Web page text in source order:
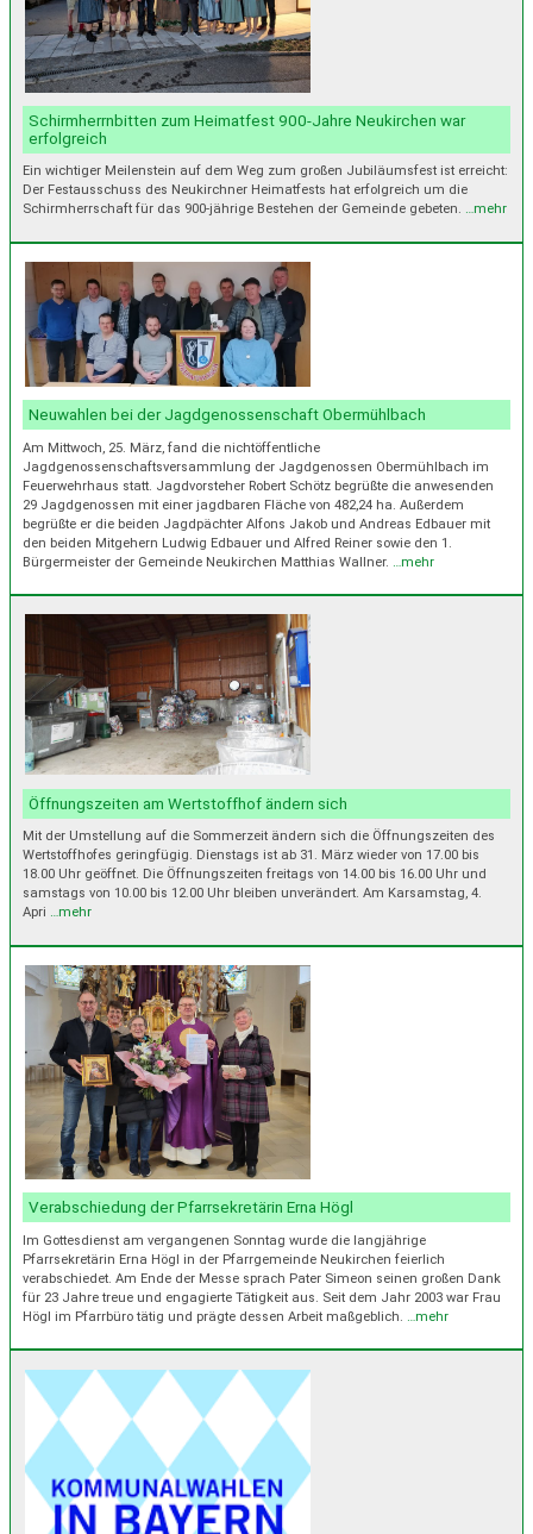
Schirmherrnbitten zum Heimatfest 900-Jahre Neukirchen war
erfolgreich
Ein wichtiger Meilenstein auf dem Weg zum großen Jubiläumsfest ist erreicht:
Der Festausschuss des Neukirchner Heimatfests hat erfolgreich um die
Schirmherrschaft für das 900-jährige Bestehen der Gemeinde gebeten. …mehr
Neuwahlen bei der Jagdgenossenschaft Obermühlbach
Am Mittwoch, 25. März, fand die nichtöffentliche
Jagdgenossenschaftsversammlung der Jagdgenossen Obermühlbach im
Feuerwehrhaus statt. Jagdvorsteher Robert Schötz begrüßte die anwesenden
29 Jagdgenossen mit einer jagdbaren Fläche von 482,24 ha. Außerdem
begrüßte er die beiden Jagdpächter Alfons Jakob und Andreas Edbauer mit
den beiden Mitgehern Ludwig Edbauer und Alfred Reiner sowie den 1.
Bürgermeister der Gemeinde Neukirchen Matthias Wallner.
…mehr
Öffnungszeiten am Wertstoffhof ändern sich
Mit der Umstellung auf die Sommerzeit ändern sich die Öffnungszeiten des
Wertstoffhofes geringfügig. Dienstags ist ab 31. März wieder von 17.00 bis
18.00 Uhr geöffnet. Die Öffnungszeiten freitags von 14.00 bis 16.00 Uhr und
samstags von 10.00 bis 12.00 Uhr bleiben unverändert. Am Karsamstag, 4.
Apri …mehr
Verabschiedung der Pfarrsekretärin Erna Högl
Im Gottesdienst am vergangenen Sonntag wurde die langjährige
Pfarrsekretärin Erna Högl in der Pfarrgemeinde Neukirchen feierlich
verabschiedet. Am Ende der Messe sprach Pater Simeon seinen großen Dank
für 23 Jahre treue und engagierte Tätigkeit aus. Seit dem Jahr 2003 war Frau
Högl im Pfarrbüro tätig und prägte dessen Arbeit maßgeblich. …mehr